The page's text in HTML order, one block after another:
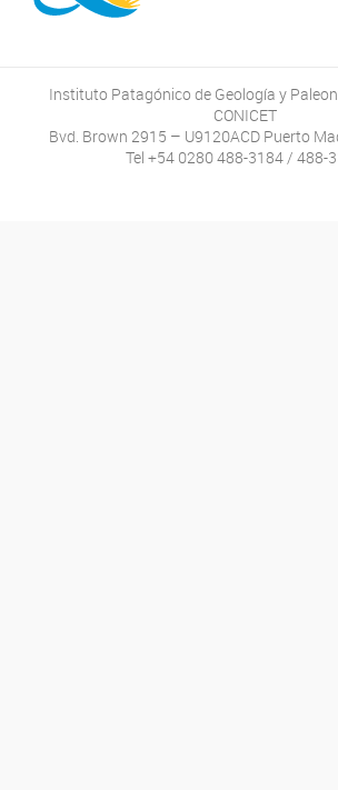
Instituto Patagónico de Geología y
CONICET
Bvd. Brown 2915 – U9120ACD Puerto
Tel +54 0280 488-3184 / 488-